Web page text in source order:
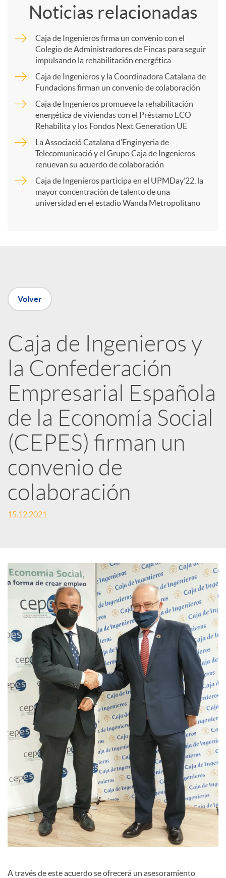
n
R
e
d
e
s
S
o
i
l
e
s
Noticias relacionadas
Caja de Ingenieros firma un convenio con el
Colegio de Administradores de Fincas para seguir
impulsando la rehabilitación energética
Caja de Ingenieros y la Coordinadora Catalana de
Fundacions firman un convenio de colaboración
Caja de Ingenieros promueve la rehabilitación
energética de viviendas con el Préstamo ECO
Rehabilita y los Fondos Next Generation UE
La Associació Catalana d’Enginyeria de
Telecomunicació y el Grupo Caja de Ingenieros
renuevan su acuerdo de colaboración
Caja de Ingenieros participa en el UPMDay’22, la
mayor concentración de talento de una
universidad en el estadio Wanda Metropolitano
Volver
Caja de Ingenieros y
la Confederación
Empresarial Española
de la Economía Social
(CEPES) firman un
convenio de
colaboración
15.12.2021
A través de este acuerdo se ofrecerá un asesoramiento